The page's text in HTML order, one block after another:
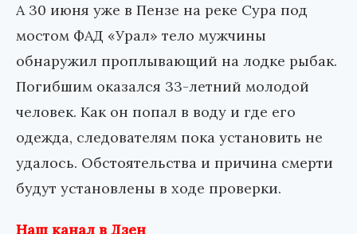
А 30 июня уже в Пензе на реке Сура под
мостом ФАД «Урал» тело мужчины
обнаружил проплывающий на лодке рыбак.
Погибшим оказался 33-летний молодой
человек. Как он попал в воду и где его
одежда, следователям пока установить не
удалось. Обстоятельства и причина смерти
будут установлены в ходе проверки.
Наш канал в Дзен